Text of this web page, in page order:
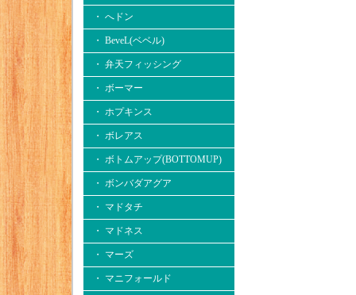
・ へドン
・ BeveL(ベベル)
・ 弁天フィッシング
・ ボーマー
・ ホプキンス
・ ボレアス
・ ボトムアップ(BOTTOMUP)
・ ボンバダアグア
・ マドタチ
・ マドネス
・ マーズ
・ マニフォールド